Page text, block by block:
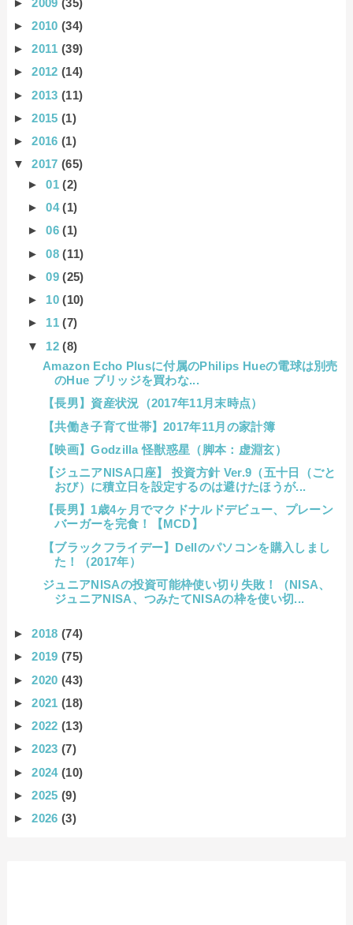
►2010(34)
►2011(39)
►2012(14)
►2013(11)
►2015(1)
►2016(1)
▼2017(65)
►01(2)
►04(1)
►06(1)
►08(11)
►09(25)
► 10(10)
► 11(7)
▼ 12(8)
Amazon Echo Plusに付属のPhilips Hueの電球は別売
のHue ブリッジを買わな...
【長男】資産状況（2017年11月末時点）
【共働き子育て世帯】2017年11月の家計簿
【映画】Godzilla 怪獣惑星（脚本：虚淵玄）
【ジュニアNISA口座】 投資方針 Ver.9（五十日（ごと
おび）に積立日を設定するのは避けたほうが...
【長男】1歳4ヶ月でマクドナルドデビュー、プレーン
バーガーを完食！【MCD】
【ブラックフライデー】Dellのパソコンを購入しまし
た！（2017年）
ジュニアNISAの投資可能枠使い切り失敗！（NISA、
ジュニアNISA、つみたてNISAの枠を使い切...
►2018(74)
►2019(75)
►2020(43)
►2021(18)
►2022(13)
►2023(7)
►2024(10)
►2025(9)
►2026(3)